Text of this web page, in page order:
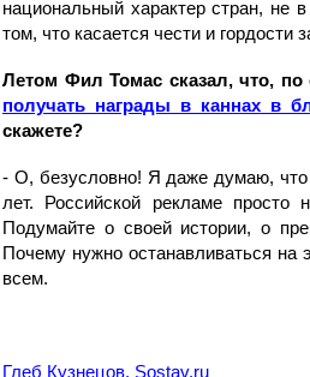
национальный характер стран, не
том, что касается чести и гордости
Летом Фил Томас сказал, что,
получать награды в каннах в
скажете?
- О, безусловно! Я даже думаю, что
лет. Российской рекламе
Подумайте о своей истории, о
Почему нужно останавливаться на
всем.
Глеб Кузнецов, Sostav.ru